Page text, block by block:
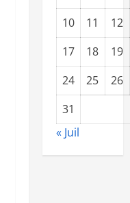
10
11
12
17
18
19
24
25
26
31
« Juil